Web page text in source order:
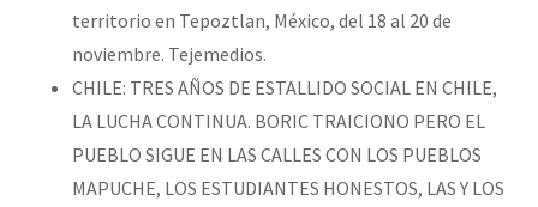
territorio en Tepoztlan, México, del 18 al 20 de
noviembre. Tejemedios.
CHILE: TRES AÑOS DE ESTALLIDO SOCIAL EN CHILE,
LA LUCHA CONTINUA. BORIC TRAICIONO PERO EL
PUEBLO SIGUE EN LAS CALLES CON LOS PUEBLOS
MAPUCHE, LOS ESTUDIANTES HONESTOS, LAS Y LOS